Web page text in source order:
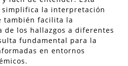
la interpretación
también facilita la
de los hallazgos a diferentes
fundamental para la
en entornos